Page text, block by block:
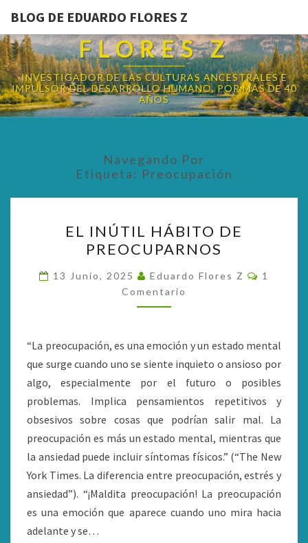
BLOG DE EDUARDO FLORES Z
BLOG DE EDUARDO
FLORES Z
INVESTIGADOR DE LAS CULTURAS ANCESTRALES E
IMPULSOR DEL DESARROLLO HUMANO, POR MÁS DE 40
AÑOS
Navegando Por
Etiqueta: Preocupación
INÚTIL
HÁBITO
DE
PREOCUPARNOS
EL INÚTIL HÁBITO DE
PREOCUPARNOS
13 Junio, 2025 Eduardo Flores Z
1
Comentario
“La preocupación, es una emoción y un estado mental
que surge cuando uno se siente inquieto o ansioso por
algo, especialmente por el futuro o posibles
problemas. Implica pensamientos repetitivos y
obsesivos sobre cosas que podrían salir mal. La
preocupación es más un estado mental, mientras que
la ansiedad puede incluir síntomas físicos.” (“The New
York Times. La diferencia entre preocupación, estrés y
ansiedad”). “¡Maldita preocupación! La preocupación
es una emoción que aparece cuando uno mira hacia
adelante y se…